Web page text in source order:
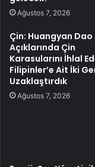
Ağustos 7, 2026
Çin: Huangyan Dao
Açıklarında Çin
Karasularını İhlal
Filipinler’e Ait İki
Uzaklaştırdık
Ağustos 7, 2026